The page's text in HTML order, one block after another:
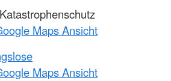
Maps Ansicht
Maps Ansicht